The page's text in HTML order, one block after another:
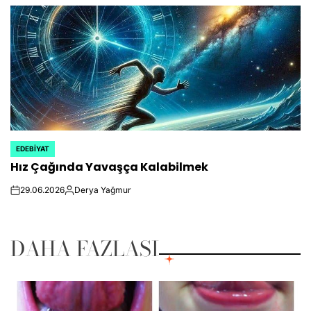
POSTED
IN
EDEBIYAT
Hız Çağında Yavaşça Kalabilmek
on29.06.2026Posted
Derya Yağmur
DAHA FAZLASI